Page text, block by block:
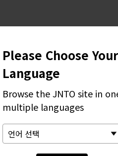
Please Choose Your
Language
Browse the JNTO site in
multiple languages
즉 벚꽃입니다.
동물이 있습니다.
서 깊은 가옥
한 마을입니다. 오래된 사무
는 거리가 있습니다. 가옥을
방식을 확인해볼 수 있습니다.